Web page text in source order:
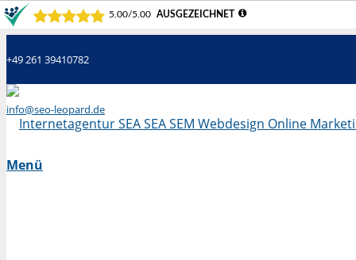
+49 261 39410782
info@seo-leopard.de
Menü